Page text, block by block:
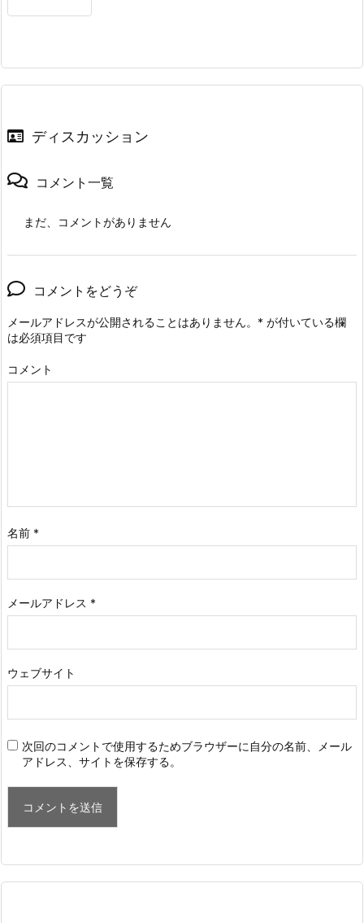
ディスカッション
コメント一覧
まだ、コメントがありません
コメントをどうぞ
メールアドレスが公開されることはありません。 * が付いている欄
は必須項目です
コメント
名前 *
メールアドレス *
ウェブサイト
次回のコメントで使用するためブラウザーに自分の名前、メール
アドレス、サイトを保存する。